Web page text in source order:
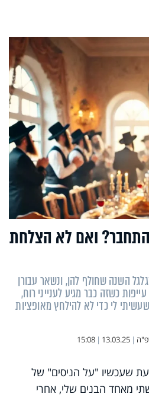
ואם לא הצלחת
השנה שחולף להן, ונשאר עבורן
כשזה כבר מגיע לענייני רוח,
לי כדי לא להילחץ מאופציות
|
13.03.25
|
15:08
שעכשיו "על הניסים" של
מאחד הבנים שלי, אחרי